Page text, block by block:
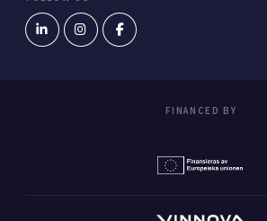
FINANCED BY